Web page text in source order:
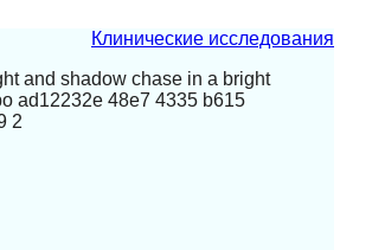
Клинические исследования